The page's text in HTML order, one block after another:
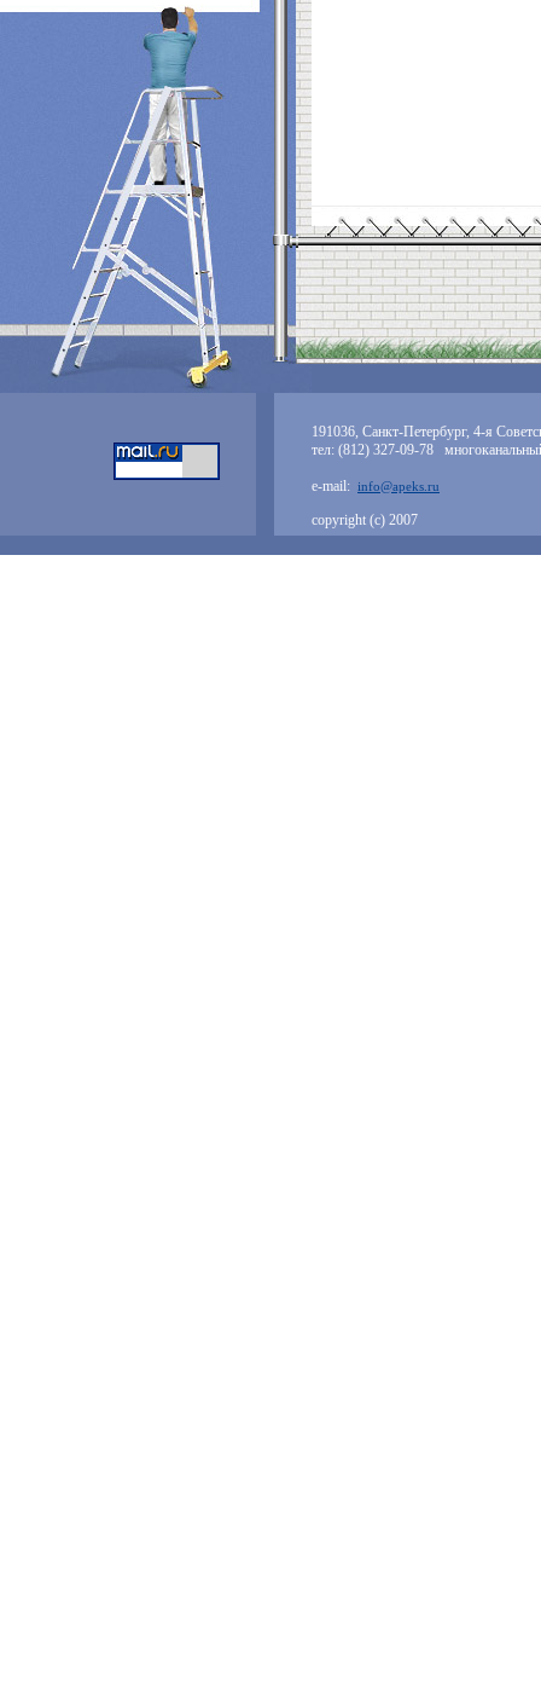
191036, Санкт-Петербург, 4-я
тел: (812) 327-09-78
e-mail: info@apeks.ru
copyright (с) 2007